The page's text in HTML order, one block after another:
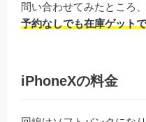
問い合わせてみたところ
予約なしでも在庫ゲット
iPhoneXの料金